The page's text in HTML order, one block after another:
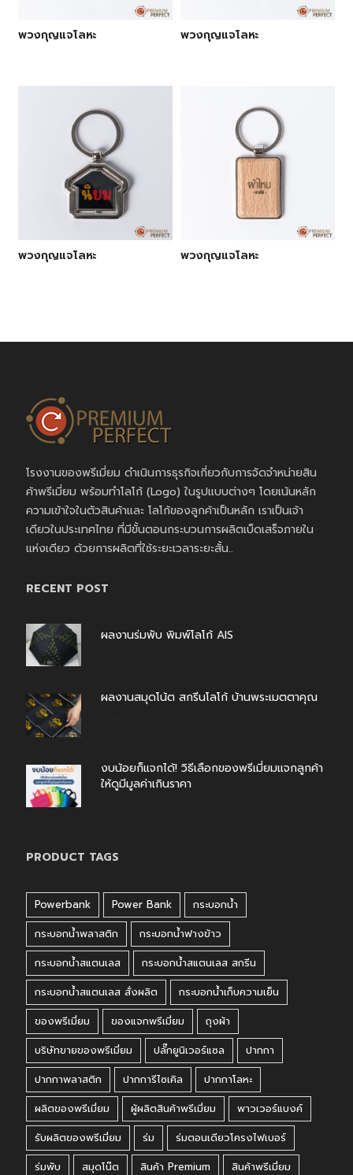
พวงกุญแจโลหะ พวงกุญแจโลหะ
พวงกุญแจโลหะ พวงกุญแจโลหะ
โรงงานของพรีเมี่ยม ดำเนินการธุรกิจเกี่ยวกับการจัดจำหน่ายสิน
ค้าพรีเมี่ยม พร้อมทำโลโก้ (Logo) ในรูปแบบต่างๆ โดยเน้นหลัก
ความเข้าใจในตัวสินค้าและ โลโก้ของลูกค้าเป็นหลัก เราเป็นเจ้า
เดียวในประเทศไทย ที่มีขั้นตอนกระบวนการผลิตเบ็ดเสร็จภายใน
แห่งเดียว ด้วยการผลิตที่ใช้ระยะเวลาระยะสั้น..
RECENT POST
ผลงานร่มพับ พิมพ์โลโก้ AIS
ผลงานสมุดโน้ต สกรีนโลโก้ บ้านพระเมตตาคุณ
งบน้อยก็แจกได้! วิธีเลือกของพรีเมี่ยมแจกลูกค้า
ให้ดูมีมูลค่าเกินราคา
PRODUCT TAGS
Powerbank Power Bank
กระบอกน้ำ
กระบอกน้ำพลาสติก
กระบอกน้ำฟางข้าว
กระบอกน้ำสแตนเลส
กระบอกน้ำสแตนเลส สกรีน
กระบอกน้ำสแตนเลส สั่งผลิต
กระบอกน้ำเก็บความเย็น
ของพรีเมี่ยม
ของแจกพรีเมี่ยม
ถุงผ้า
บริษัทขายของพรีเมี่ยม
ปลั๊กยูนิเวอร์แซล
ปากกา
ปากกาพลาสติก
ปากการีไซเคิล
ปากกาโลหะ
ผลิตของพรีเมี่ยม
ผู้ผลิตสินค้าพรีเมี่ยม
พาวเวอร์แบงค์
รับผลิตของพรีเมี่ยม
ร่ม
ร่มตอนเดียวโครงไฟเบอร์
ร่มพับ
สมุดโน๊ต สินค้า Premium
สินค้าพรีเมี่ยม